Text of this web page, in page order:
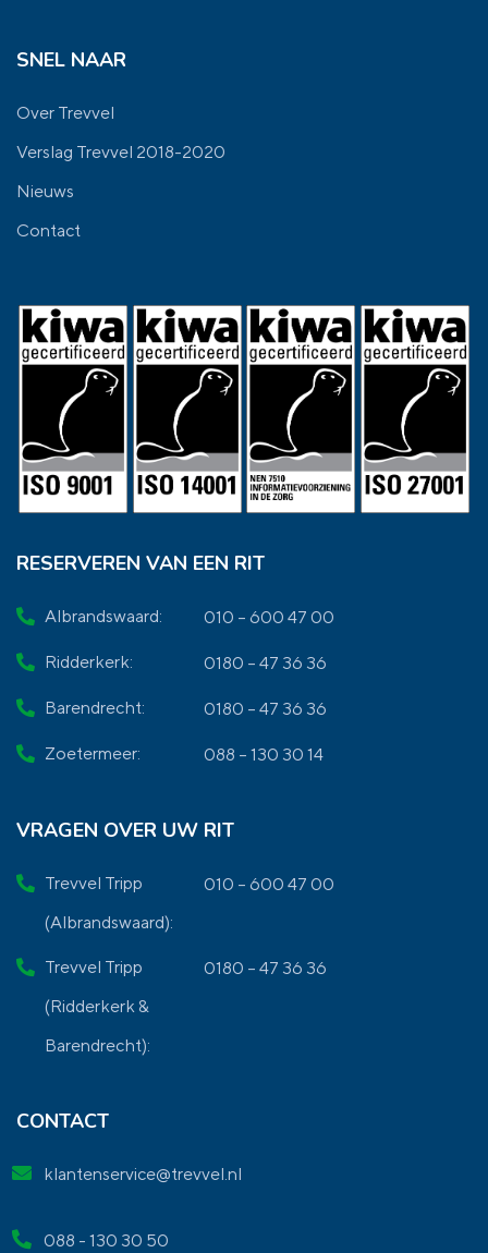
SNEL NAAR
Over Trevvel
Verslag Trevvel 2018-2020
Nieuws
Contact
RESERVEREN VAN EEN RIT
Albrandswaard: 010 – 600 47 00
Ridderkerk: 0180 – 47 36 36
Barendrecht: 0180 – 47 36 36
Zoetermeer: 088 – 130 30 14
VRAGEN OVER UW RIT
Trevvel Tripp
(Albrandswaard):
010 – 600 47 00
Trevvel Tripp
(Ridderkerk &
Barendrecht):
0180 – 47 36 36
CONTACT
klantenservice@trevvel.nl
088 - 130 30 50